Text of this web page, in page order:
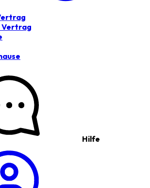
Vertrag
Hilfe